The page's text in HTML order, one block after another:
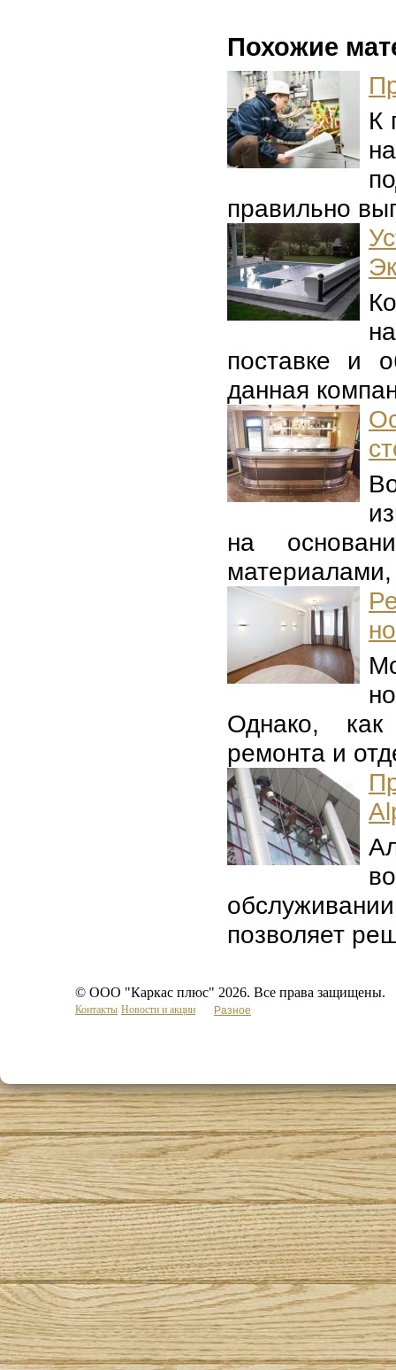
Похожие
К
правильно
поставке и
данная
на
материалами,
Однако, как
ремонта и
позволяет
© ООО "Каркас плюс" 2026. Все права защищены.
Контакты Новости и акции Разное